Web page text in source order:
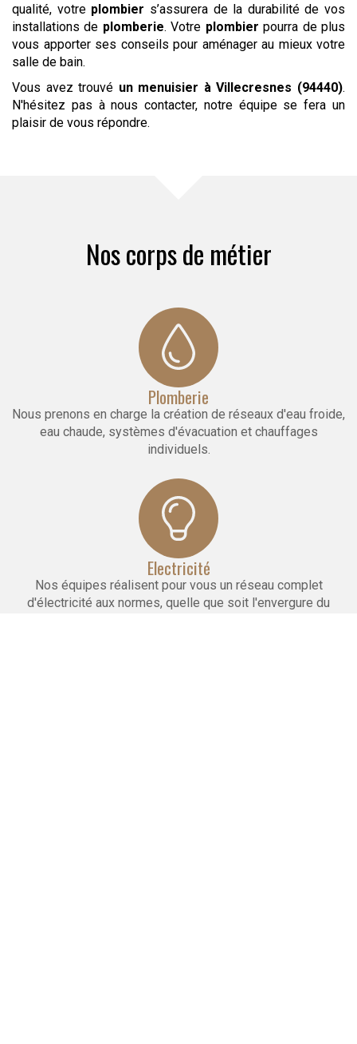
qualité, votre plombier s’assurera de la durabilité de vos
installations de plomberie. Votre plombier pourra de plus
vous apporter ses conseils pour aménager au mieux votre
salle de bain.
Vous avez trouvé un menuisier à Villecresnes (94440).
N'hésitez pas à nous contacter, notre équipe se fera un
plaisir de vous répondre.
Nos corps de métier
Plomberie
Nous prenons en charge la création de réseaux d'eau froide,
eau chaude, systèmes d'évacuation et chauffages
individuels.
Electricité
Nos équipes réalisent pour vous un réseau complet
d'électricité aux normes, quelle que soit l'envergure du